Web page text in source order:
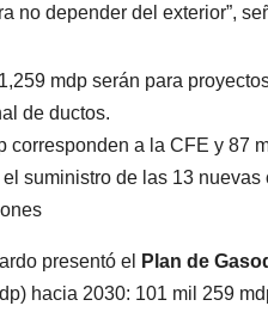
no depender del exterior”,
mdp serán para
de ductos.
corresponden a la CFE y 87
suministro de las 13
presentó el Plan de
hacia 2030: 101 mil 259